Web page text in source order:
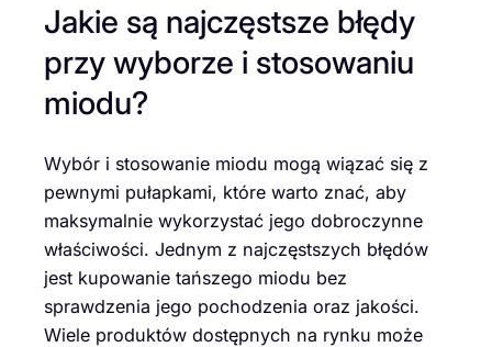
Jakie są najczęstsze błędy
przy wyborze i stosowaniu
miodu?
Wybór i stosowanie miodu mogą wiązać się z
pewnymi pułapkami, które warto znać, aby
maksymalnie wykorzystać jego dobroczynne
właściwości. Jednym z najczęstszych błędów
jest kupowanie tańszego miodu bez
sprawdzenia jego pochodzenia oraz jakości.
Wiele produktów dostępnych na rynku może